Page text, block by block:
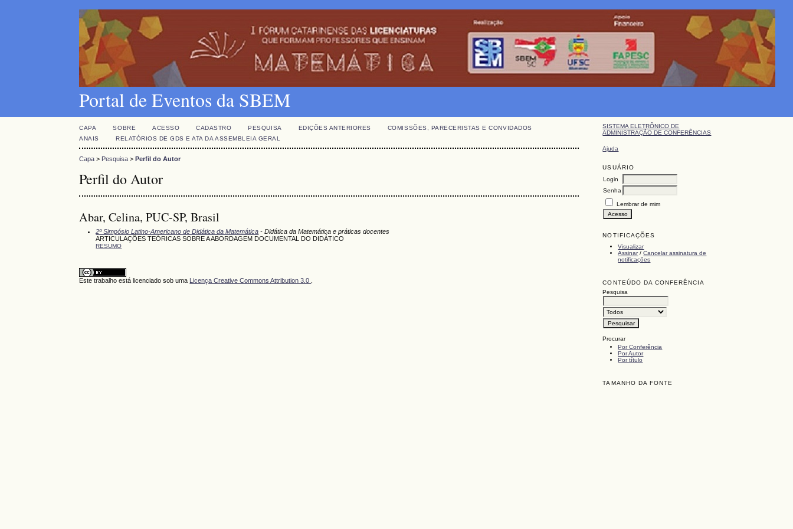
Portal de Eventos da SBEM
SISTEMA ELETRÔNICO DE
ADMINISTRAÇÃO DE CONFERÊNCIAS
Ajuda
USUÁRIO
Login
Senha
Lembrar de mim
NOTIFICAÇÕES
Visualizar
Assinar/Cancelar assinatura de
notificações
CONTEÚDO DA CONFERÊNCIA
Pesquisa
Procurar
Por Conferência
Por Autor
Por título
TAMANHO DA FONTE
CAPA SOBRE ACESSO CADASTRO PESQUISA EDIÇÕES ANTERIORES
COMISSÕES, PARECERISTAS E CONVIDADOS
ANAIS
RELATÓRIOS DE GDS E ATA DA ASSEMBLEIA GERAL
Capa > Pesquisa >Perfil do Autor
Perfil do Autor
Abar, Celina, PUC-SP, Brasil
2º Simpósio Latino-Americano de Didática da Matemática - Didática da Matemática e práticas docentes
ARTICULAÇÕES TEÓRICAS SOBRE A ABORDAGEM DOCUMENTAL DO DIDÁTICO
RESUMO
Este trabalho está licenciado sob uma Licença Creative Commons Attribution 3.0